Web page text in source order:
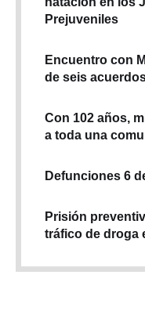
Prejuveniles
Encuentro con
de seis
Con 102 años,
a toda una
Defunciones 6
Prisión
tráfico de droga